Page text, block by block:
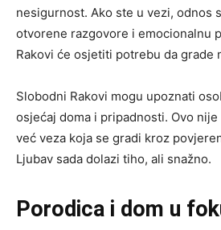
nesigurnost. Ako ste u vezi, odnos
otvorene razgovore i emocionalnu
Rakovi će osjetiti potrebu da grade
Slobodni Rakovi mogu upoznati
osjećaj doma i pripadnosti. Ovo
već veza koja se gradi kroz
Ljubav sada dolazi tiho, ali snažno.
Porodica i dom u